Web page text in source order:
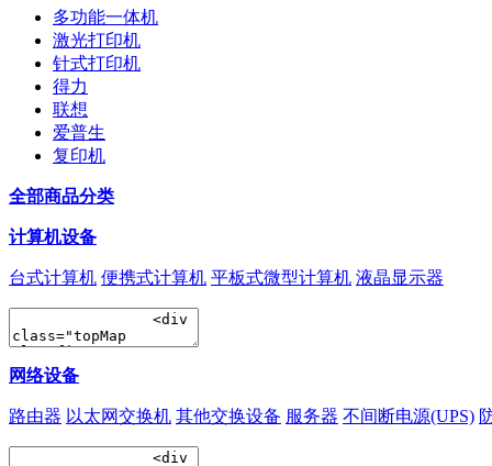
多功能一体机
激光打印机
针式打印机
得力
联想
爱普生
复印机
全部商品分类
计算机设备
台式计算机 便携式计算机 平板式微型计算机 液晶显示器
网络设备
路由器 以太网交换机 其他交换设备 服务器 不间断电源(UPS)